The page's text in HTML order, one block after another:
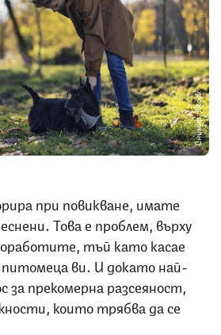
Снимка: iStock
при повикване, имате
Това е проблем, върху
тъй като касае
ви. И докато най-
за прекомерна разсеяност,
които трябва да се